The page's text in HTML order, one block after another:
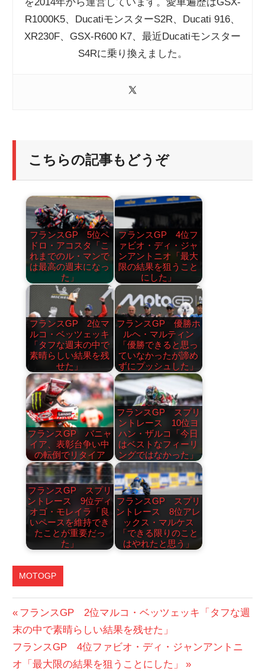
R1000K5、DucatiモンスターS2R、Ducati 916、
XR230F、GSX-R600 K7、最近Ducatiモンスター
S4Rに乗り換えました。
こちらの記事もどうぞ
フランスGP 5位ペ
ドロ・アコスタ「こ
れまでのル・マンで
は最高の週末になっ
た」
フランスGP 4位フ
ァビオ・ディ・ジャ
ンアントニオ「最大
限の結果を狙うこと
にした」
フランスGP 2位マ
ルコ・ベッツェッキ
「タフな週末の中で
素晴らしい結果を残
せた」
フランスGP 優勝ホ
ルヘ・マルティン
「優勝できると思っ
ていなかったが諦め
ずにプッシュした」
フランスGP バニャ
イア、表彰台争い中
の転倒でリタイア
フランスGP スプリ
ントレース 10位ヨ
ハン・ザルコ「今日
はベストなフィーリ
ングではなかった」
フランスGP スプリ
ントレース 9位ディ
オゴ・モレイラ「良
いペースを維持でき
たことが重要だっ
た」
フランスGP スプリ
ントレース 8位アレ
ックス・マルケス
「できる限りのこと
はやれたと思う」
MOTOGP
投
稿
ナ
前
の
投
稿:
フランスGP 2位マルコ・ベッツェッキ「タフな週
末の中で素晴らしい結果を残せた」
次
の
フランスGP 4位ファビオ・ディ・ジャンアントニ
オ「最大限の結果を狙うことにした」